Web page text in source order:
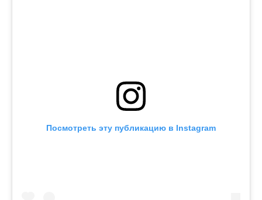
Посмотреть эту публикацию в Instagram